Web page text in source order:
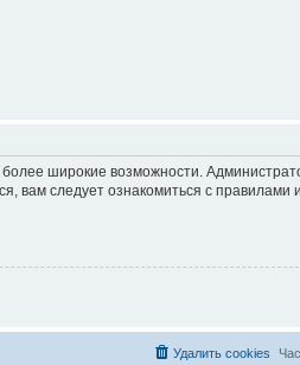
широкие возможности.
вам следует ознакомиться с правилами
Удалить cookies